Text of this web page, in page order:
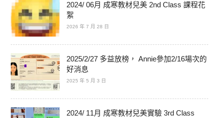
2024/ 06月 成寒教材兒美 2nd Class 課程花
絮
2026 年 7 月 28 日
2025/2/27 多益放榜， Annie參加2/16場次的
好消息
2025 年 5 月 3 日
2024/ 11月 成寒教材兒美實驗 3rd Class